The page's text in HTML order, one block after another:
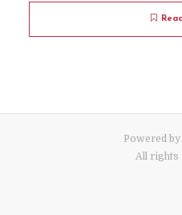
Powered by
All rights